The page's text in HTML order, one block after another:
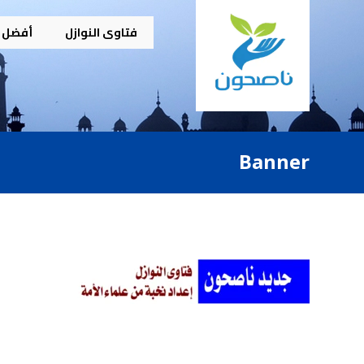
فتاوى النوازل أفضل
Banner